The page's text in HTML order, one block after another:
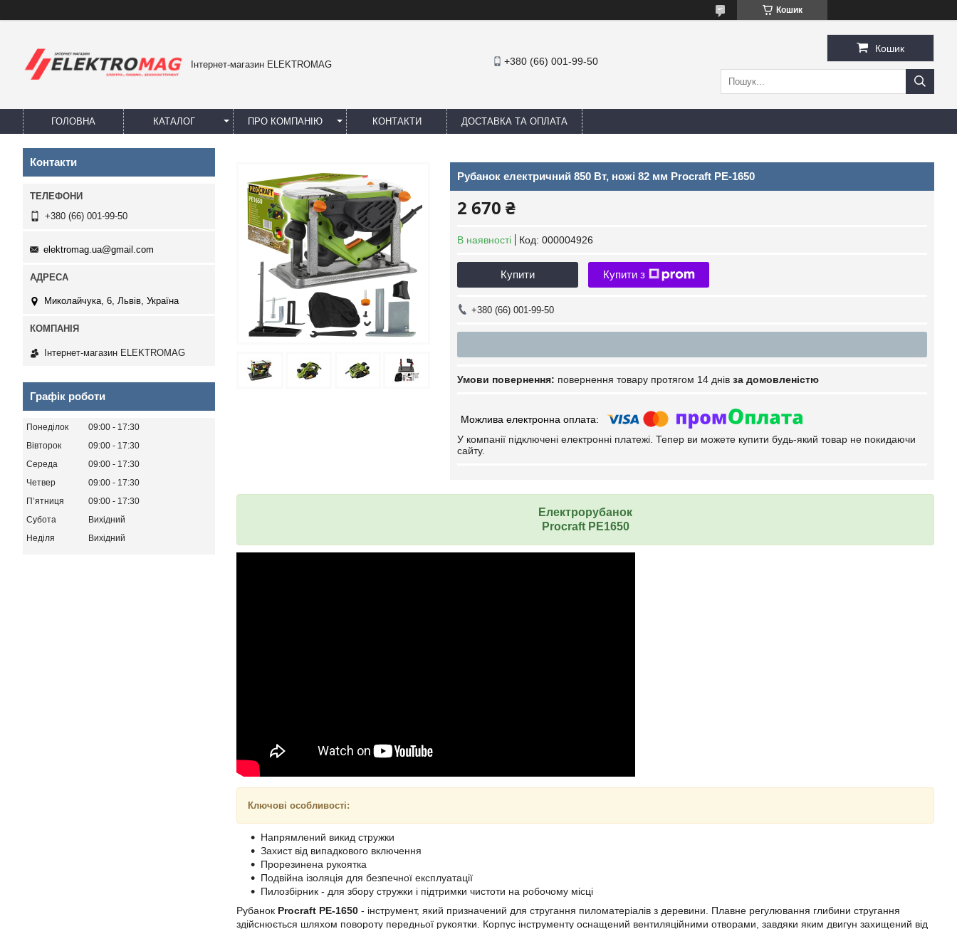
Кошик
Інтернет-магазин ELEKTROMAG +380 (66) 001-99-50
Кошик
ГОЛОВНА КАТАЛОГ ПРО КОМПАНІЮ КОНТАКТИ ДОСТАВКА ТА ОПЛАТА
Рубанок електричний 850 Вт, ножі 82 мм Procraft PE-1650
2 670 ₴
В наявності Код: 000004926
Купити Купити з
+380 (66) 001-99-50
повернення товару протягом 14 днів за домовленістю
У компанії підключені електронні платежі. Тепер ви можете купити будь-який товар не покидаючи
сайту.
Електрорубанок
Procraft PE1650
Ключові особливості:
Напрямлений викид стружки
Захист від випадкового включення
Прорезинена рукоятка
Подвійна ізоляція для безпечної експлуатації
Пилозбірник - для збору стружки і підтримки чистоти на робочому місці
Рубанок Procraft PE-1650 - інструмент, який призначений для стругання пиломатеріалів з деревини. Плавне регулювання глибини стругання
здійснюється шляхом повороту передньої рукоятки. Корпус інструменту оснащений вентиляційними отворами, завдяки яким двигун захищений від
Контакти
+380 (66) 001-99-50
elektromag.ua@gmail.com
Миколайчука, 6, Львів, Україна
Інтернет-магазин ELEKTROMAG
Графік роботи
Понеділок 09:00
17:30
Вівторок
09:00
17:30
Середа
09:00
17:30
Четвер
09:00
17:30
Пʼятниця
09:00
17:30
Субота
Вихідний
Неділя
Вихідний